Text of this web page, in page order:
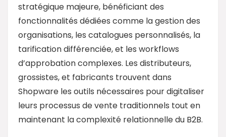
stratégique majeure, bénéficiant des
fonctionnalités dédiées comme la gestion des
organisations, les catalogues personnalisés, la
tarification différenciée, et les workflows
d’approbation complexes. Les distributeurs,
grossistes, et fabricants trouvent dans
Shopware les outils nécessaires pour digitaliser
leurs processus de vente traditionnels tout en
maintenant la complexité relationnelle du B2B.